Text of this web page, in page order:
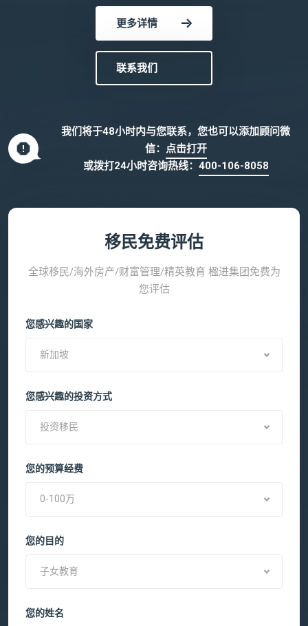
更多详情
联系我们
我们将于48小时内与您联系，您也可以添加顾问微
信： 点击打开
或拨打24小时咨询热线： 400-106-8058
移民免费评估
全球移民/海外房产/财富管理/精英教育 楹进集团免费为
您评估
您感兴趣的国家
新加坡
您感兴趣的投资方式
投资移民
您的预算经费
0-100万
您的目的
子女教育
您的姓名